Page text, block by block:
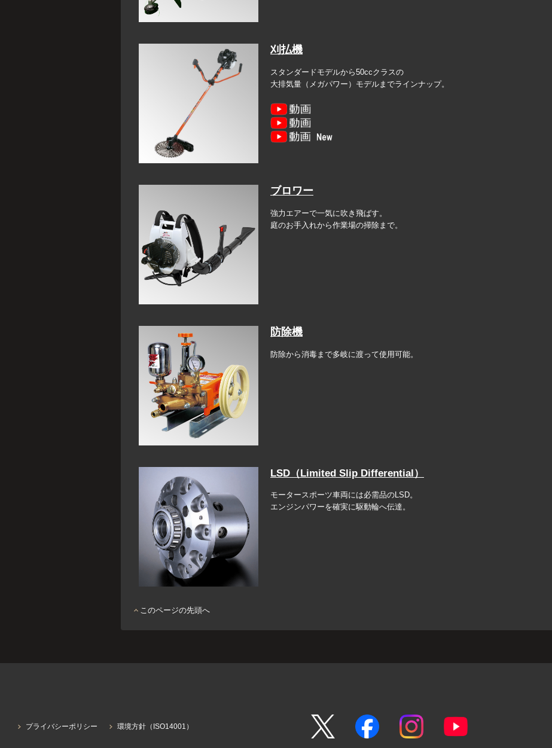
刈払機
スタンダードモデルから50ccクラスの
大排気量（メガパワー）モデルまでラインナップ。
ブロワー
強力エアーで一気に吹き飛ばす。
庭のお手入れから作業場の掃除まで。
防除機
防除から消毒まで多岐に渡って使用可能。
LSD（Limited Slip Differential）
モータースポーツ車両には必需品のLSD。
エンジンパワーを確実に駆動輪へ伝達。
このページの先頭へ
プライバシーポリシー 環境方針（ISO14001）